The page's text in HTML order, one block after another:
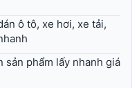
ô tô, xe hơi, xe tải,
sản phẩm lấy nhanh giá